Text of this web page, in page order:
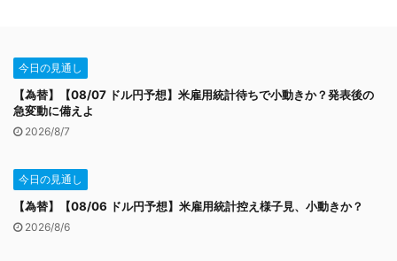
今日の見通し
【為替】【08/07 ドル円予想】米雇用統計待ちで小動きか？発表後の
急変動に備えよ
2026/8/7
今日の見通し
【為替】【08/06 ドル円予想】米雇用統計控え様子見、小動きか？
2026/8/6